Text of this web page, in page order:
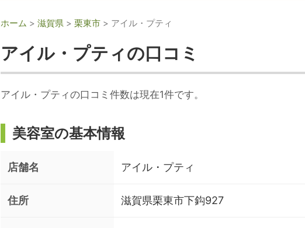
ホーム > 滋賀県 > 栗東市 > アイル・プティ
アイル・プティの口コミ
アイル・プティの口コミ件数は現在1件です。
美容室の基本情報
店舗名 アイル・プティ
住所 滋賀県栗東市下鈎927